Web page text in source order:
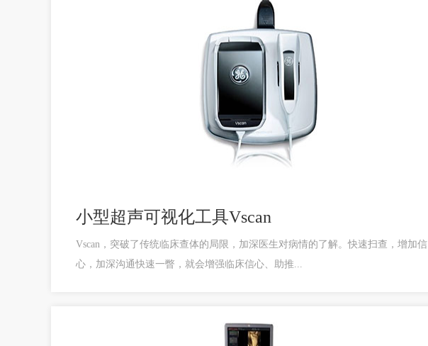
小型超声可视化工具Vscan
Vscan，突破了传统临床查体的局限，加深医生对病情的了解。快速扫查，增加信
心，加深沟通快速一瞥，就会增强临床信心、助推...